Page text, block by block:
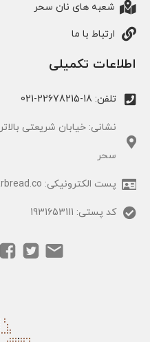
شعبه های نان سحر
ارتباط با ما
اطلاعات تکمیلی
تلفن: 18-22678215-021
سحر
پست الکترونیکی: info@saharbread.co
کد پستی: 1931653111